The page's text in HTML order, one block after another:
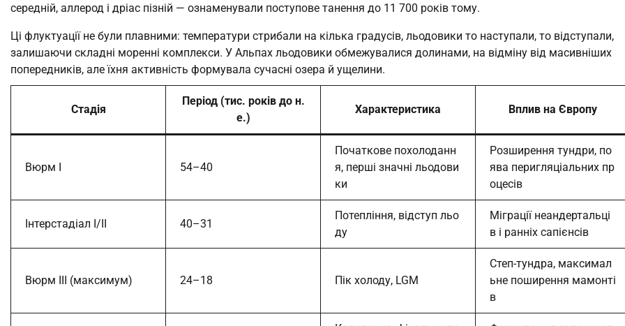
середній, аллерод і дріас пізній — ознаменували поступове танення до 11 700 років тому.
Ці флуктуації не були плавними: температури стрибали на кілька градусів, льодовики то наступали, то відступали,
залишаючи складні моренні комплекси. У Альпах льодовики обмежувалися долинами, на відміну від масивніших
попередників, але їхня активність формувала сучасні озера й ущелини.
Стадія
Період (тис. років до н.
е.)
Характеристика Вплив на Європу
Вюрм I 54–40
Початкове похолоданн
я, перші значні льодови
ки
Розширення тундри, по
ява перигляціальних пр
оцесів
Інтерстадіал I/II 40–31
Потепління, відступ льо
ду
Міграції неандертальці
в і ранніх сапієнсів
Вюрм III (максимум) 24–18 Пік холоду, LGM
Степ-тундра, максимал
ьне поширення мамонті
в